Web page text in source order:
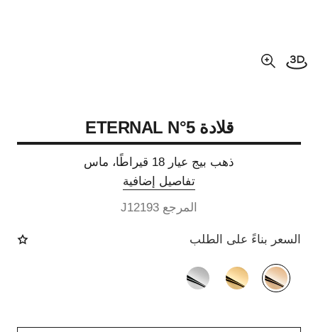
فتح العرض ثلاثي الأبعاد
عرض مكبّر عن الصورة
قلادة ETERNAL N°5
ذهب بيج عيار 18 قيراطًا، ماس
تفاصيل إضافية
المرجع J12193
السعر بناءً على الطلب
الصيغة البديلة(3)